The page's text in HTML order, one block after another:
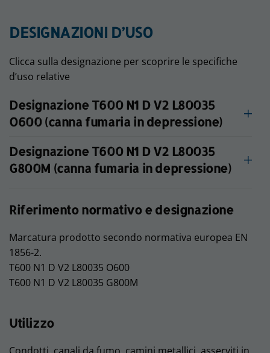
DESIGNAZIONI D’USO
Clicca sulla designazione per scoprire le specifiche
d’uso relative
Designazione T600 N1 D V2 L80035
O600 (canna fumaria in depressione)
Designazione T600 N1 D V2 L80035
G800M (canna fumaria in depressione)
Riferimento normativo e designazione
Marcatura prodotto secondo normativa europea EN
1856-2.
T600 N1 D V2 L80035 O600
T600 N1 D V2 L80035 G800M
Utilizzo